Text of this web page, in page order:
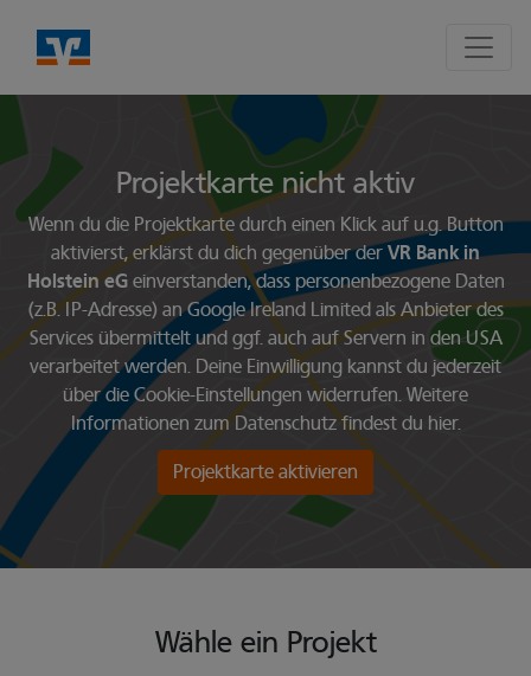
Seite
Projekte entdecken
Projekte entdecken
Karte überspringen und zum Abschnitt der Projektkacheln
Diese Karte zeigt die Standorte der Projekte an. Verwende
Projektkarte nicht aktiv
Wenn du die Projektkarte durch einen Klick auf u.g. Button
aktivierst, erklärst du dich gegenüber der VR Bank in
Holstein eGeinverstanden, dass personenbezogene Daten
(z.B. IP-Adresse) an Google Ireland Limited als Anbieter des
Services übermittelt und ggf. auch auf Servern in den USA
verarbeitet werden. Deine Einwilligung kannst du jederzeit
über die Cookie-Einstellungen widerrufen. Weitere
Informationen zum Datenschutz findest du hier.
Projektkarte aktivieren
Wähle ein Projekt